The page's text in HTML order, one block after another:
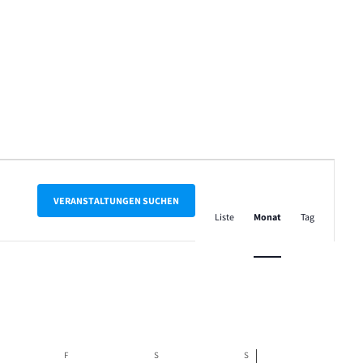
VERANSTALTUNGEN SUCHEN
Navigation
Liste Monat Tag
FFREITAG SSAMSTAG SSONNTAG